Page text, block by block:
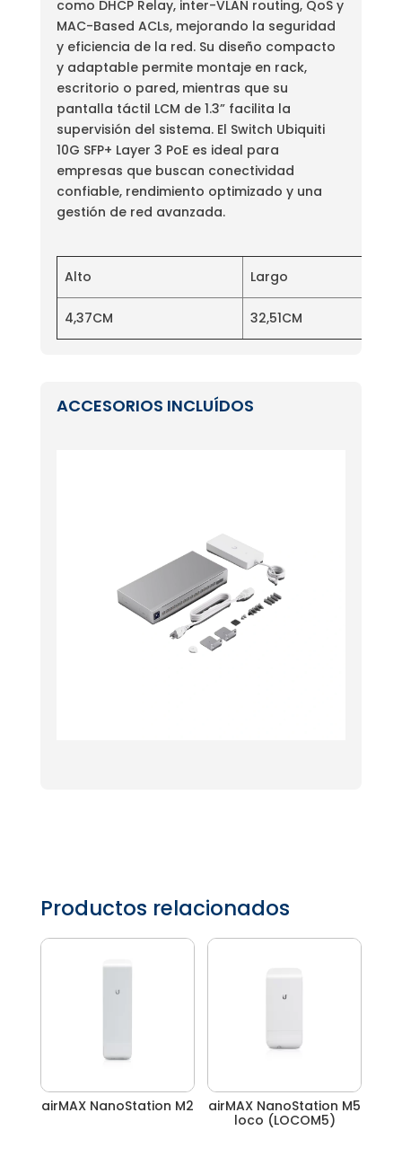
como DHCP Relay, inter-VLAN routing, QoS y
MAC-Based ACLs, mejorando la seguridad
y eficiencia de la red. Su diseño compacto
y adaptable permite montaje en rack,
escritorio o pared, mientras que su
pantalla táctil LCM de 1.3” facilita la
supervisión del sistema. El Switch Ubiquiti
10G SFP+ Layer 3 PoE es ideal para
empresas que buscan conectividad
confiable, rendimiento optimizado y una
gestión de red avanzada.
Alto Largo
4,37CM 32,51CM
ACCESORIOS INCLUÍDOS
Productos relacionados
airMAX NanoStation M2
airMAX NanoStation M5
loco (LOCOM5)